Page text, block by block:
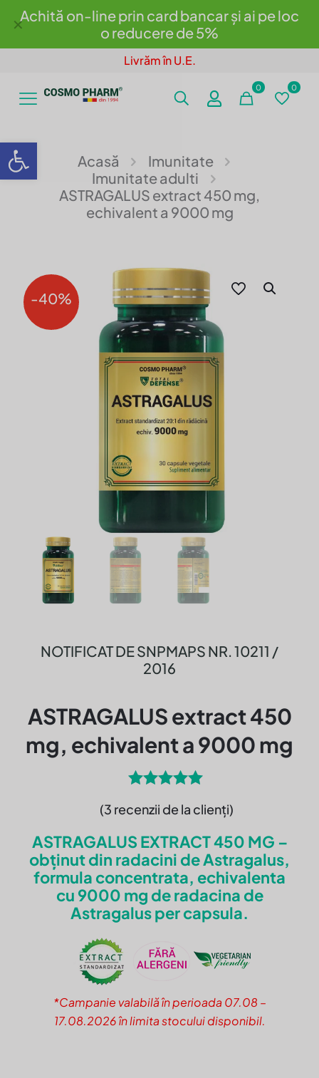
Deschide bara de unelte
Achită on-line prin card bancar și ai pe loc
o reducere de 5%
✕
Livrăm în U.E.
0 0
Acasă
Imunitate
Imunitate adulti
ASTRAGALUS extract 450 mg,
echivalent a 9000 mg
-40%
NOTIFICAT DE SNPMAPS NR. 10211 /
2016
ASTRAGALUS extract 450
mg, echivalent a 9000 mg
5.00din 5
unei
singure
evaluări
(3 recenzii de la clienți)
ASTRAGALUS EXTRACT 450 MG –
obținut din radacini de Astragalus,
formula concentrata, echivalenta
cu 9000 mg de radacina de
Astragalus per capsula.
*Campanie valabilă în perioada 07.08 –
17.08.2026 în limita stocului disponibil.